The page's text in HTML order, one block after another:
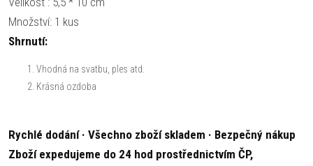
Množství: 1 kus
Shrnutí:
Vhodná na svatbu, ples atd.
Krásná ozdoba
Rychlé dodání · Všechno zboží skladem · Bezpečný nákup
Zboží expedujeme do 24 hod prostřednictvím ČP,